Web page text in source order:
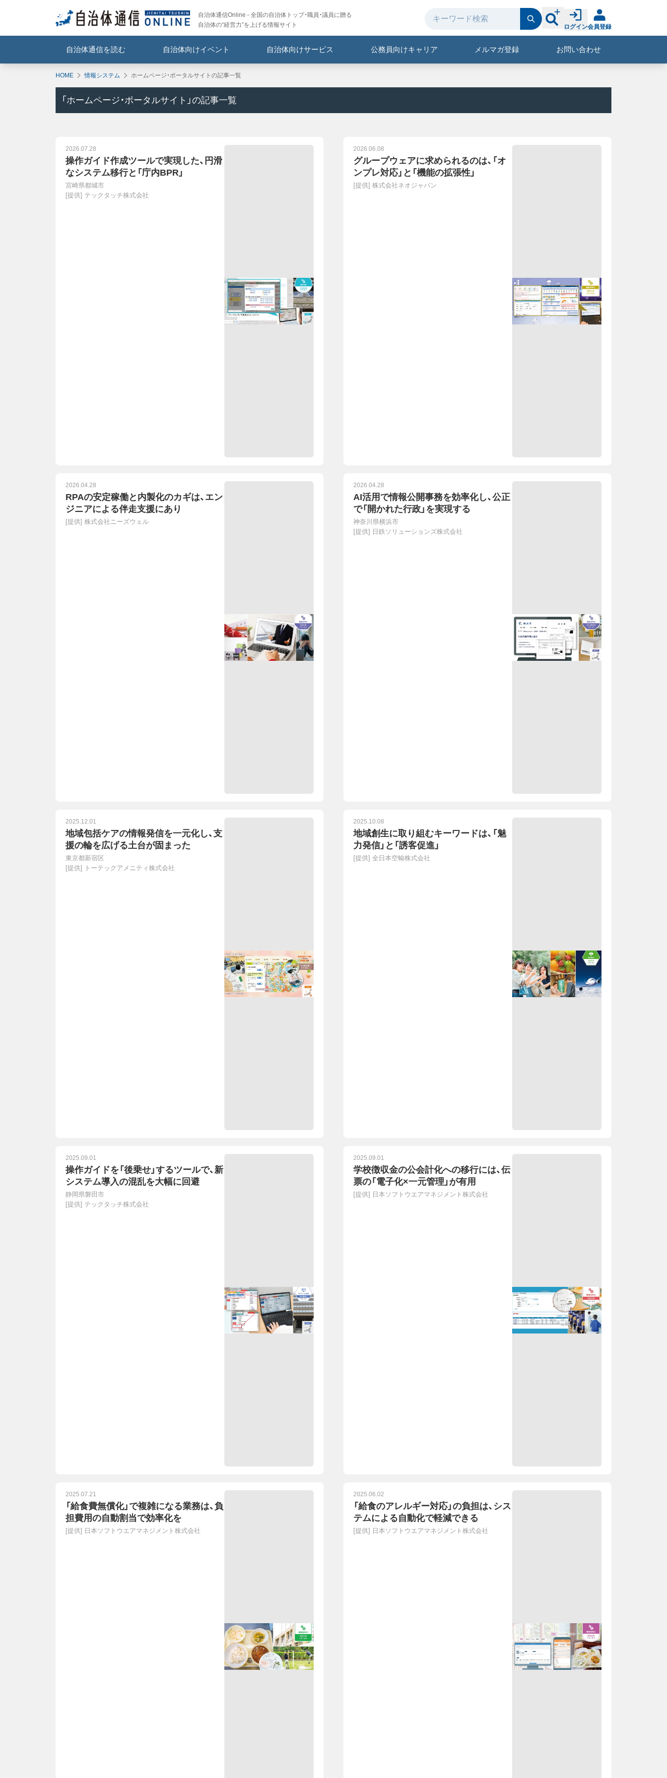
自治体通信Online - 全国の自治体トップ・職員・議員に贈る
自治体の“経営力”を上げる情報サイト
ログイン会員登録
自治体通信を読む 自治体向けイベント 自治体向けサービス 公務員向けキャリア メルマガ登録 お問い合わせ
HOME 情報システム ホームページ・ポータルサイトの記事一覧
「 ホームページ・ポータルサイト 」の記事一覧
2026.07.28
操作ガイド作成ツールで実現した、円滑
なシステム移行と「庁内BPR」
宮崎県都城市
[提供] テックタッチ株式会社
2026.06.08
グループウェアに求められるのは、「オ
ンプレ対応」と「機能の拡張性」
[提供] 株式会社ネオジャパン
2026.04.28
RPAの安定稼働と内製化のカギは、エン
ジニアによる伴走支援にあり
[提供] 株式会社ニーズウェル
2026.04.28
AI活用で情報公開事務を効率化し、公正
で「開かれた行政」を実現する
神奈川県横浜市
[提供] 日鉄ソリューションズ株式会社
2025.12.01
地域包括ケアの情報発信を一元化し、支
援の輪を広げる土台が固まった
東京都新宿区
[提供]
トーテックアメニティ株式会社
2025.10.08
地域創生に取り組むキーワードは、「魅
力発信」と「誘客促進」
[提供] 全日本空輸株式会社
2025.09.01
操作ガイドを「後乗せ」するツールで、新
システム導入の混乱を大幅に回避
静岡県磐田市
[提供] テックタッチ株式会社
2025.09.01
学校徴収金の公会計化への移行には、伝
票の「電子化×一元管理」が有用
[提供] 日本ソフトウエアマネジメント株式会社
2025.07.21
「給食費無償化」で複雑になる業務は、負
担費用の自動割当で効率化を
[提供] 日本ソフトウエアマネジメント株式会社
2025.06.02
「給食のアレルギー対応」の負担は、シス
テムによる自動化で軽減できる
[提供] 日本ソフトウエアマネジメント株式会社